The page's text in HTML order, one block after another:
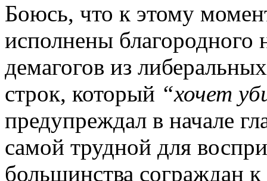
Боюсь, что к этому
исполнены благородного
демагогов из
строк, который “хочет
предупреждал в начале
самой трудной для
большинства сограждан